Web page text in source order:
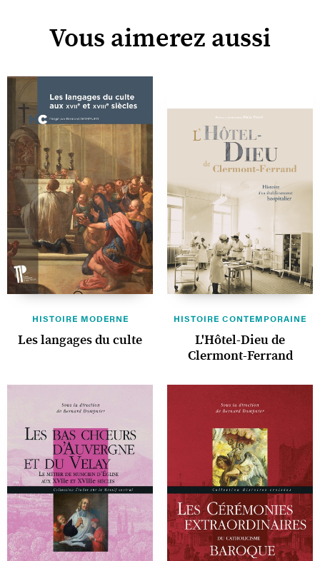
Vous aimerez aussi
HISTOIRE MODERNE
Les langages du culte
HISTOIRE CONTEMPORAINE
L'Hôtel-Dieu de
Clermont-Ferrand